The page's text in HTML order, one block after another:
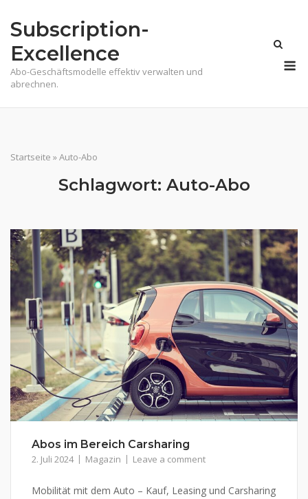
Subscription-
Excellence
Abo-Geschäftsmodelle effektiv verwalten und
abrechnen.
Startseite »Auto-Abo
Schlagwort: Auto-Abo
Abos im Bereich Carsharing
2. Juli 2024 Magazin Leave a comment
Mobilität mit dem Auto – Kauf, Leasing und Carsharing